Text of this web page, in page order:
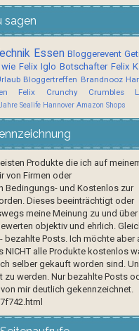
sagen
Essen Bloggerevent
Felix Iglo Botschafter Felix
Bloggertreffen Brandnooz
Felix Crunchy Crumbles
Sealife Hannover Amazon Shops
Produkte die ich auf
von Firmen oder
Bedingungs- und Kostenlos zur
Dieses beeinträchtigt oder
meine Meinung zu und über
objektiv und ehrlich.
bezahlte Posts. Ich möchte aber
NICHT alle Produkte kostenlos
selber gekauft worden sind.
zu werden. Nur bezahlte Posts
mir deutlich gekennzeichnet.